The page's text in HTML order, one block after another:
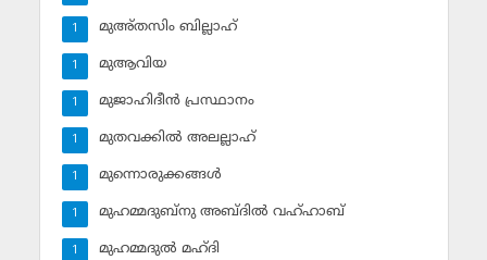
മുഅ്തസിം ബില്ലാഹ്
1
മുആവിയ
1
മുജാഹിദീന്‍ പ്രസ്ഥാനം
1
മുതവക്കില്‍ അലല്ലാഹ്
1
മുന്നൊരുക്കങ്ങള്‍
1
മുഹമ്മദുബ്‌നു അബ്ദില്‍ വഹ്ഹാബ്
1
മുഹമ്മദുല്‍ മഹ്ദി
1